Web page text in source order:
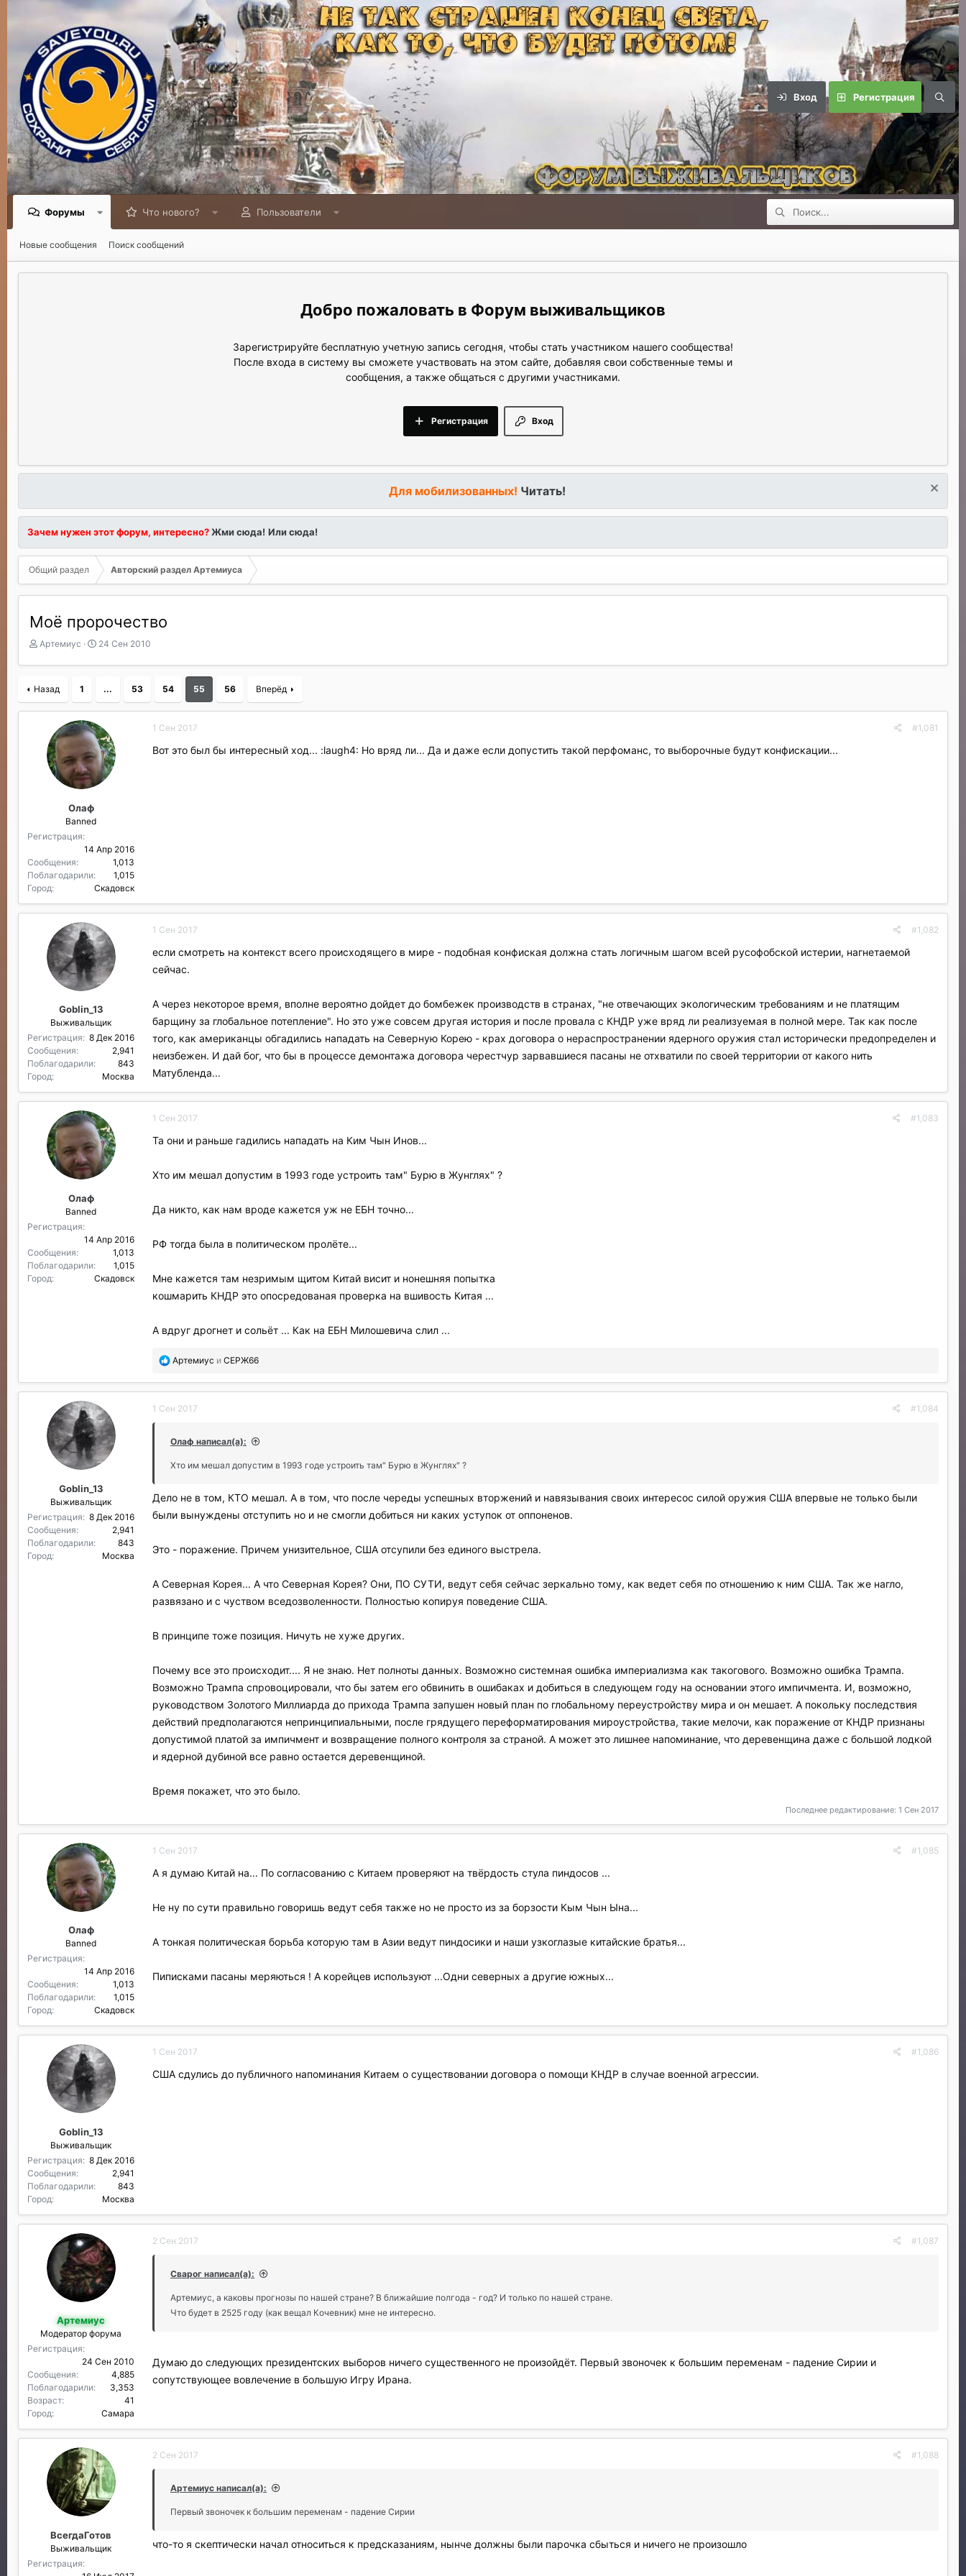
Вход Регистрация
Форумы Что нового? Пользователи
Новые сообщения Поиск сообщений
Форум выживальщиков
Зарегистрируйте бесплатную учетную запись сегодня, чтобы стать участником нашего сообщества!
После входа в систему вы сможете участвовать на этом сайте, добавляя свои собственные темы и
сообщения, а также общаться с другими участниками.
Вход
Регистрация
Для мобилизованных! Читать!
Зачем нужен этот форум, интересно?Жми сюда! Или сюда!
Общий раздел Авторский раздел Артемиуса
Моё пророчество
А
т
р
Артемиус
Д
т
а
л
а
24 Сен 2010
Назад 1 ... 53 54 55 56 Вперёд
Олаф
Banned
Регистрация
14 Апр 2016
Сообщения
1,013
Поблагодарили
1,015
Город
Скадовск
1 Сен 2017 #1,081
Вот это был бы интересный ход... :laugh4: Но вряд ли... Да и даже если допустить такой перфоманс, то выборочные будут конфискации...
Goblin_13
Выживальщик
Регистрация
8 Дек 2016
Сообщения
2,941
Поблагодарили
843
Город
Москва
1 Сен 2017 #1,082
если смотреть на контекст всего происходящего в мире - подобная конфиская должна стать логичным шагом всей русофобской истерии, нагнетаемой
сейчас.
А через некоторое время, вполне вероятно дойдет до бомбежек производств в странах, "не отвечающих экологическим требованиям и не платящим
барщину за глобальное потепление". Но это уже совсем другая история и после провала с КНДР уже вряд ли реализуемая в полной мере. Так как после
того, как американцы обгадились нападать на Северную Корею - крах договора о нераспространении ядерного оружия стал исторически предопределен и
неизбежен. И дай бог, что бы в процессе демонтажа договора черестчур зарвавшиеся пасаны не отхватили по своей территории от какого нить
Матубленда...
Олаф
Banned
Регистрация
14 Апр 2016
Сообщения
1,013
Поблагодарили
1,015
Город
Скадовск
1 Сен 2017 #1,083
Та они и раньше гадились нападать на Ким Чын Инов...
Хто им мешал допустим в 1993 годе устроить там" Бурю в Жунглях" ?
Да никто, как нам вроде кажется уж не ЕБН точно...
РФ тогда была в политическом пролёте...
Мне кажется там незримым щитом Китай висит и нонешняя попытка
кошмарить КНДР это опосредованая проверка на вшивость Китая ...
А вдруг дрогнет и сольёт ... Как на ЕБН Милошевича слил ...
П
б
а
о
а
л
и
Артемиус и СЕРЖ66
Goblin_13
Выживальщик
Регистрация
8 Дек 2016
Сообщения
2,941
Поблагодарили
843
Город
Москва
1 Сен 2017 #1,084
Олаф написал(а):
Хто им мешал допустим в 1993 годе устроить там" Бурю в Жунглях" ?
Дело не в том, КТО мешал. А в том, что после череды успешных вторжений и навязывания своих интересос силой оружия США впервые не только были
были вынуждены отступить но и не смогли добиться ни каких уступок от оппоненов.
Это - поражение. Причем унизительное, США отсупили без единого выстрела.
А Северная Корея... А что Северная Корея? Они, ПО СУТИ, ведут себя сейчас зеркально тому, как ведет себя по отношению к ним США. Так же нагло,
развязано и с чуством вседозволенности. Полностью копируя поведение США.
В принципе тоже позиция. Ничуть не хуже других.
Почему все это происходит.... Я не знаю. Нет полноты данных. Возможно системная ошибка империализма как такогового. Возможно ошибка Трампа.
Возможно Трампа спровоцировали, что бы затем его обвинить в ошибаках и добиться в следующем году на основании этого импичмента. И, возможно,
руководством Золотого Миллиарда до прихода Трампа запушен новый план по глобальному переустройству мира и он мешает. А покольку последствия
действий предполагаются непринципиальными, после грядущего переформатирования мироустройства, такие мелочи, как поражение от КНДР признаны
допустимой платой за импичмент и возвращение полного контроля за страной. А может это лишнее напоминание, что деревенщина даже с большой лодкой
и ядерной дубиной все равно остается деревенщиной.
Время покажет, что это было.
Последнее редактирование: 1 Сен 2017
Олаф
Banned
Регистрация
14 Апр 2016
Сообщения
1,013
Поблагодарили
1,015
Город
Скадовск
1 Сен 2017 #1,085
А я думаю Китай на... По согласованию с Китаем проверяют на твёрдость стула пиндосов ...
Не ну по сути правильно говоришь ведут себя также но не просто из за борзости Кым Чын Ына...
А тонкая политическая борьба которую там в Азии ведут пиндосики и наши узкоглазые китайские братья...
Пиписками пасаны меряються ! А корейцев используют ...Одни северных а другие южных...
Goblin_13
Выживальщик
Регистрация
8 Дек 2016
Сообщения
2,941
Поблагодарили
843
Город
Москва
1 Сен 2017 #1,086
США сдулись до публичного напоминания Китаем о существовании договора о помощи КНДР в случае военной агрессии.
Артемиус
Модератор форума
Регистрация
24 Сен 2010
Сообщения
4,885
Поблагодарили
3,353
Возраст
41
Город
Самара
2 Сен 2017 #1,087
Сварог написал(а):
Артемиус, а каковы прогнозы по нашей стране? В ближайшие полгода - год? И только по нашей стране.
Что будет в 2525 году (как вещал Кочевник) мне не интересно.
Думаю до следующих президентских выборов ничего существенного не произойдёт. Первый звоночек к большим переменам - падение Сирии и
сопутствующее вовлечение в большую Игру Ирана.
ВсегдаГотов
Выживальщик
Регистрация
2 Сен 2017 #1,088
Артемиус написал(а):
Первый звоночек к большим переменам - падение Сирии
что-то я скептически начал относиться к предсказаниям, нынче должны были парочка сбыться и ничего не произошло